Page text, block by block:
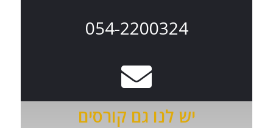
054-2200324
יש לנו גם קורסים